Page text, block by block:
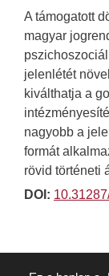
A támogatott
magyar
jelenlétét
kiválthatja a
nagyobb a
formát
rövid történeti
DOI: